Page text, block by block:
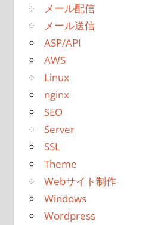
メール配信
メール送信
ASP/API
AWS
Linux
nginx
SEO
Server
SSL
Theme
Webサイト制作
Windows
Wordpress